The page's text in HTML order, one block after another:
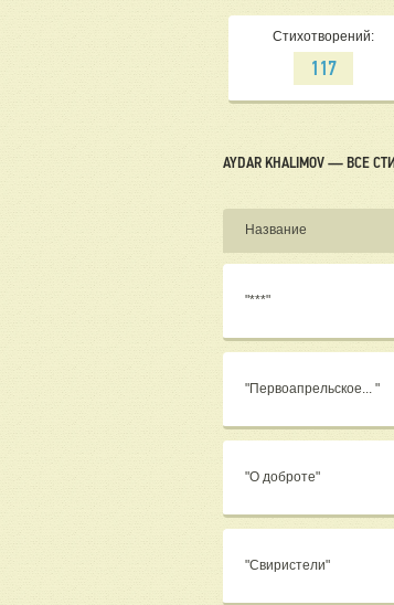
Стихотворений:
117
AYDAR KHALIMOV — ВСЕ
Название
"***"
"Первоапрельское... "
"О доброте"
"Свиристели"